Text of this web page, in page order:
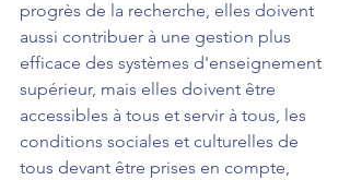
progrès de la recherche, elles doivent
aussi contribuer à une gestion plus
efficace des systèmes d'enseignement
supérieur, mais elles doivent être
accessibles à tous et servir à tous, les
conditions sociales et culturelles de
tous devant être prises en compte,